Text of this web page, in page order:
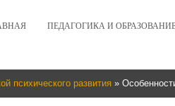
ПЕДАГОГИКА И
психического развития »